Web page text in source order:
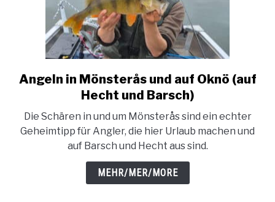
link
to
in
Mönsterås
und
auf
Angeln in Mönsterås und auf Oknö (auf
Hecht und Barsch)
Die Schären in und um Mönsterås sind ein echter
Geheimtipp für Angler, die hier Urlaub machen und
auf Barsch und Hecht aus sind.
MEHR/MER/MORE